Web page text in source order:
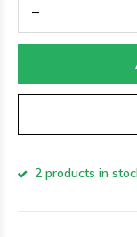
2 products in